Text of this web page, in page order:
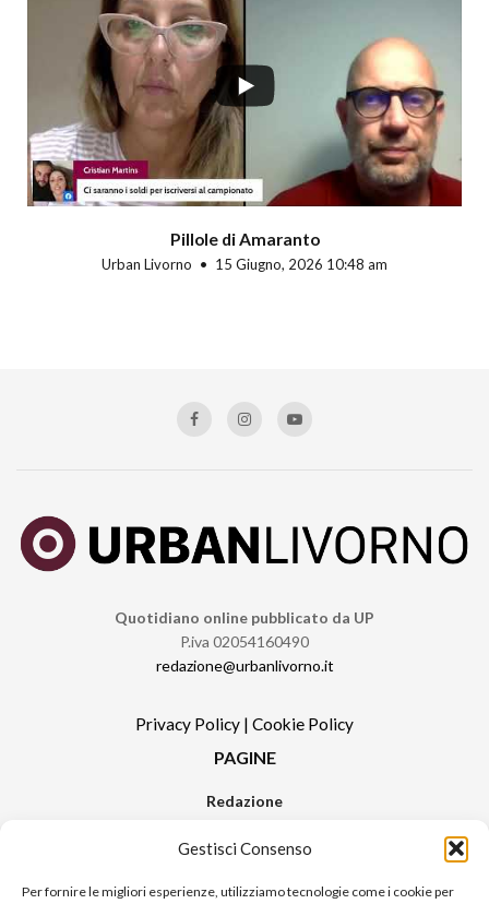
Gestisci Consenso
Per fornire le migliori esperienze, utilizziamo tecnologie come i cookie per
Pillole di Amaranto
Urban Livorno 15 Giugno, 2026 10:48 am
Quotidiano online pubblicato da UP
P.iva 02054160490
redazione@urbanlivorno.it
Privacy Policy | Cookie Policy
PAGINE
Redazione
Pubblicità
Sitemap